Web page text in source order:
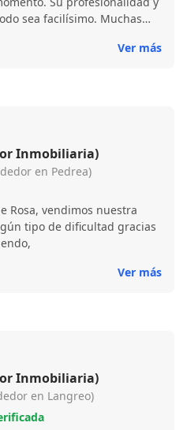
sea facilísimo. Muchas
Ver más
Inmobiliaria)
en Pedrea)
Rosa, vendimos nuestra
tipo de dificultad gracias
Ver más
Inmobiliaria)
en Langreo)